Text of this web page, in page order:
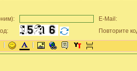
E-Mail:
Повторите